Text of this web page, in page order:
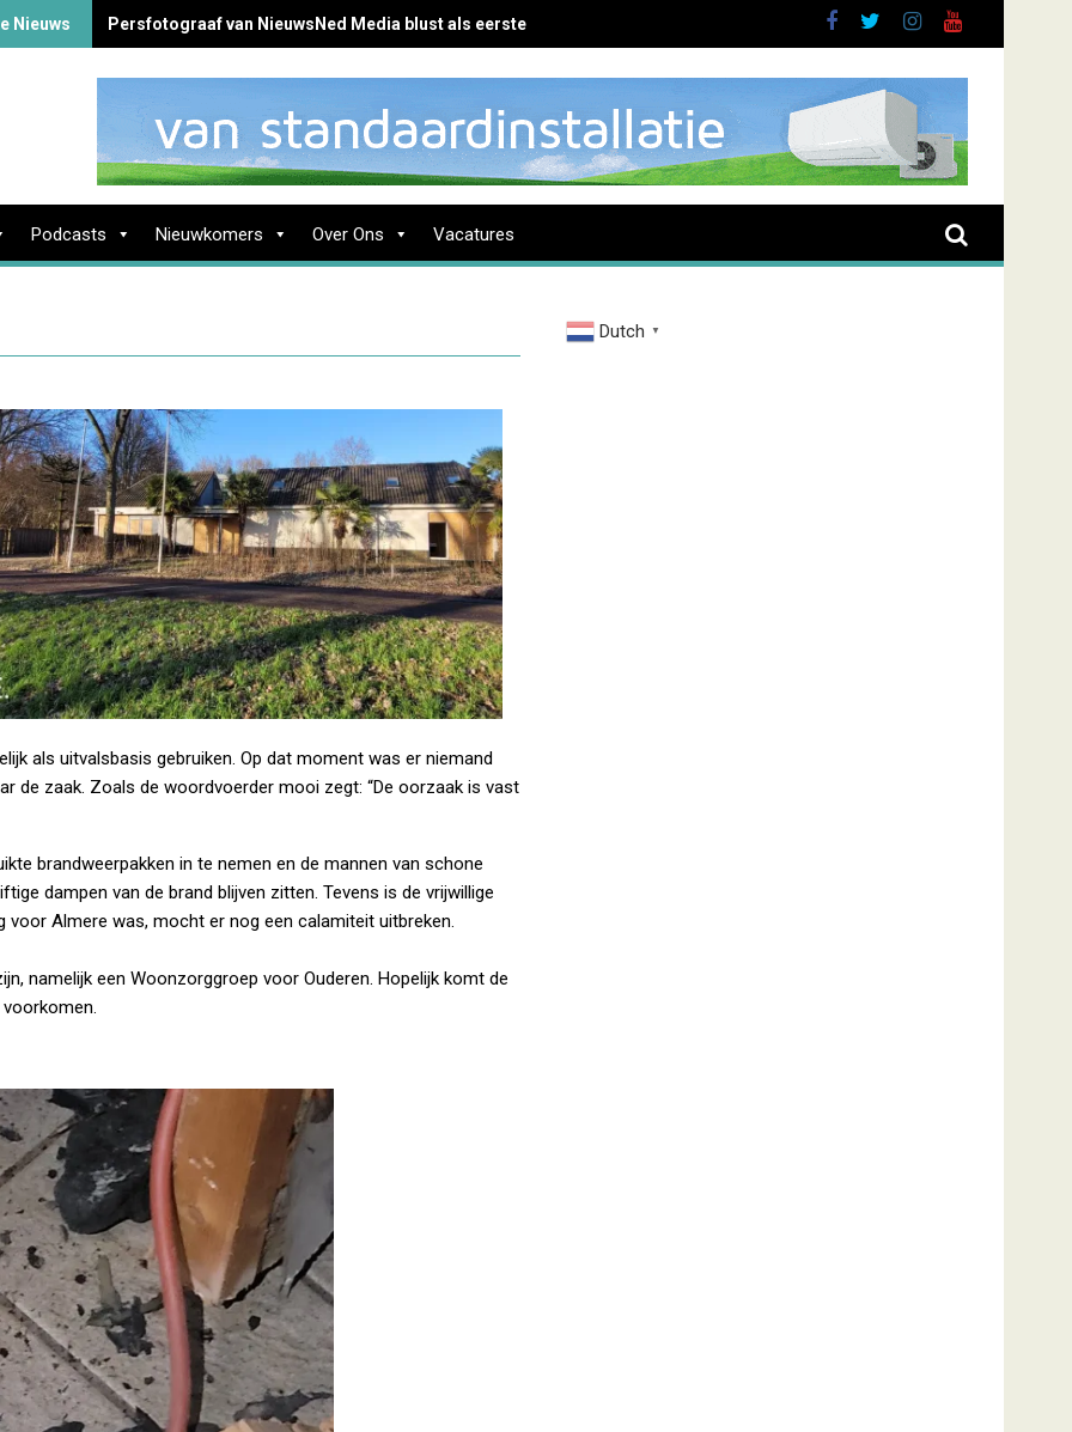
Nieuws Persfotograaf van NieuwsNed Media blust als eerste brand Zenderstraat
Podcasts Nieuwkomers Over Ons Vacatures
als uitvalsbasis gebruiken. Op dat moment was er niemand
de zaak. Zoals de woordvoerder mooi zegt: “De oorzaak is vast
brandweerpakken in te nemen en de mannen van schone
dampen van de brand blijven zitten. Tevens is de vrijwillige
Almere was, mocht er nog een calamiteit uitbreken.
namelijk een Woonzorggroep voor Ouderen. Hopelijk komt de
Dutch ▼